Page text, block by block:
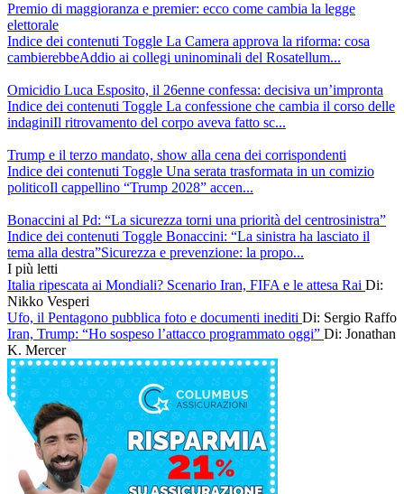
Premio di maggioranza e premier: ecco come cambia la legge
elettorale
Indice dei contenuti Toggle La Camera approva la riforma: cosa
cambierebbeAddio ai collegi uninominali del Rosatellum...
Omicidio Luca Esposito, il 26enne confessa: decisiva un’impronta
Indice dei contenuti Toggle La confessione che cambia il corso delle
indaginiIl ritrovamento del corpo aveva fatto sc...
Trump e il terzo mandato, show alla cena dei corrispondenti
Indice dei contenuti Toggle Una serata trasformata in un comizio
politicoIl cappellino “Trump 2028” accen...
Bonaccini al Pd: “La sicurezza torni una priorità del centrosinistra”
Indice dei contenuti Toggle Bonaccini: “La sinistra ha lasciato il
tema alla destra”Sicurezza e prevenzione: la propo...
I più letti
Italia ripescata ai Mondiali? Scenario Iran, FIFA e le attesa Rai Di:
Nikko Vesperi
Ufo, il Pentagono pubblica foto e documenti inediti Di: Sergio Raffo
Iran, Trump: “Ho sospeso l’attacco programmato oggi” Di: Jonathan
K. Mercer